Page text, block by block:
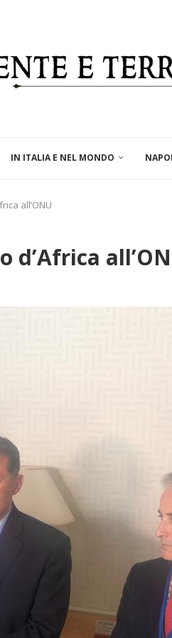
IN ITALIA E NEL MONDO
all’ONU
d’Africa